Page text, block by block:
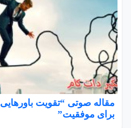
مقاله صوتی “تقویت باورهایی
برای موفقیت”